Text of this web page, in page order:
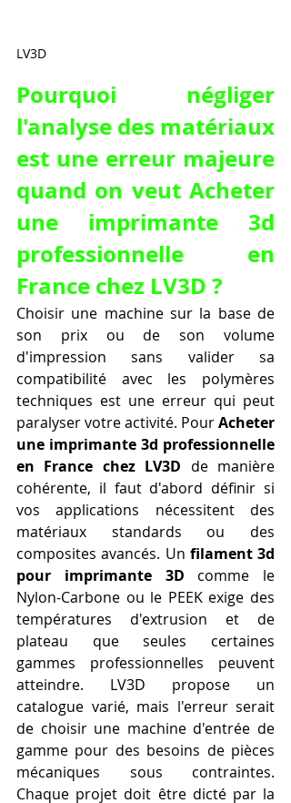
LV3D
Pourquoi négliger
l'analyse des matériaux
est une erreur majeure
quand on veut Acheter
une imprimante 3d
professionnelle en
France chez LV3D ?
Choisir une machine sur la base de
son prix ou de son volume
d'impression sans valider sa
compatibilité avec les polymères
techniques est une erreur qui peut
paralyser votre activité. Pour Acheter
une imprimante 3d professionnelle
en France chez LV3D de manière
cohérente, il faut d'abord définir si
vos applications nécessitent des
matériaux standards ou des
composites avancés. Un filament 3d
pour imprimante 3D comme le
Nylon-Carbone ou le PEEK exige des
températures d'extrusion et de
plateau que seules certaines
gammes professionnelles peuvent
atteindre. LV3D propose un
catalogue varié, mais l'erreur serait
de choisir une machine d'entrée de
gamme pour des besoins de pièces
mécaniques sous contraintes.
Chaque projet doit être dicté par la